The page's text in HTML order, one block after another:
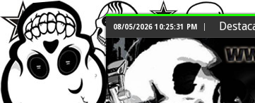
08/05/2026 10:25:31 PM